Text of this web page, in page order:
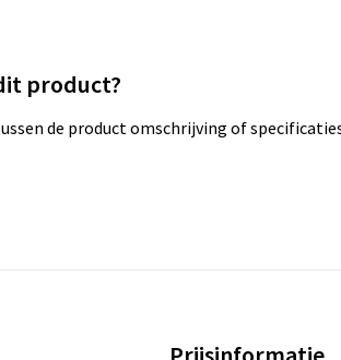
product?
de product omschrijving of